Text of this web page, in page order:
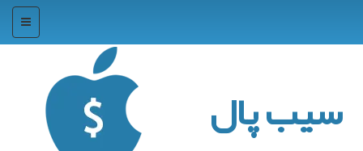
منو
سیب پال